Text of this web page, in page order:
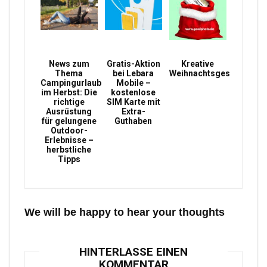
News zum
Thema
Campingurlaub
im Herbst: Die
richtige
Ausrüstung
für gelungene
Outdoor-
Erlebnisse –
herbstliche
Tipps
Gratis-Aktion
bei Lebara
Mobile –
kostenlose
SIM Karte mit
Extra-
Guthaben
Kreative
Weihnachtsgeschenke
We will be happy to hear your thoughts
HINTERLASSE EINEN